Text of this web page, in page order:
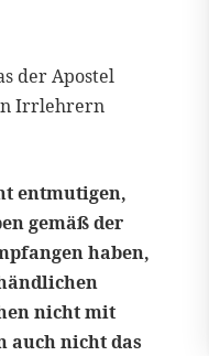
der Apostel
Irrlehrern
entmutigen,
gemäß der
haben,
nicht mit
auch nicht das